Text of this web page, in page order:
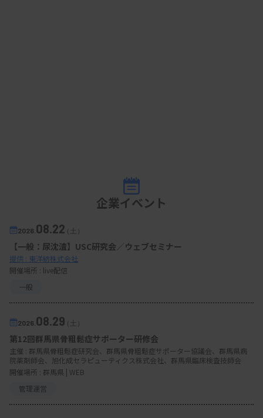
企業イベント
2026. 08.22（土）
【一般：尿沈渣】USC研究会／ウェブセミナー
提供 : 東洋紡株式会社
開催場所 : live配信
一般
2026. 08.29（土）
第12回群馬県骨粗鬆症サポーター研修会
主催 : 群馬県骨粗鬆症研究会、群馬県骨粗鬆症サポーター協議会、群馬県病
院薬剤師会、旭化成セラピューティクス株式会社、群馬県臨床検査技師会
開催場所 : 群馬県 | WEB
管理運営